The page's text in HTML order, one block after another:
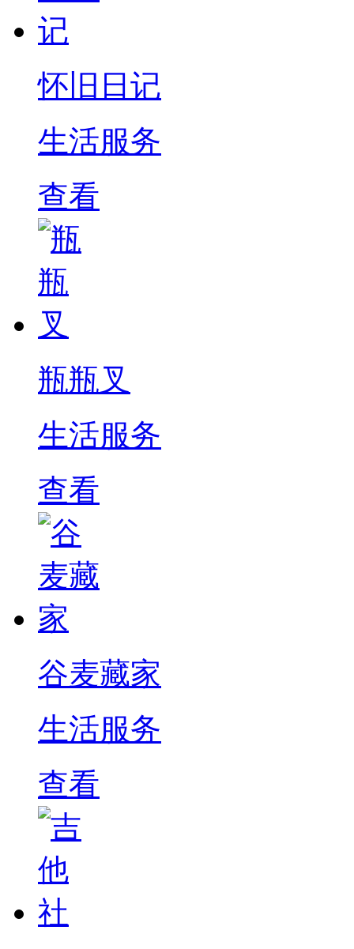
怀旧日记
生活服务
查看
瓶瓶叉
生活服务
查看
谷麦藏家
生活服务
查看